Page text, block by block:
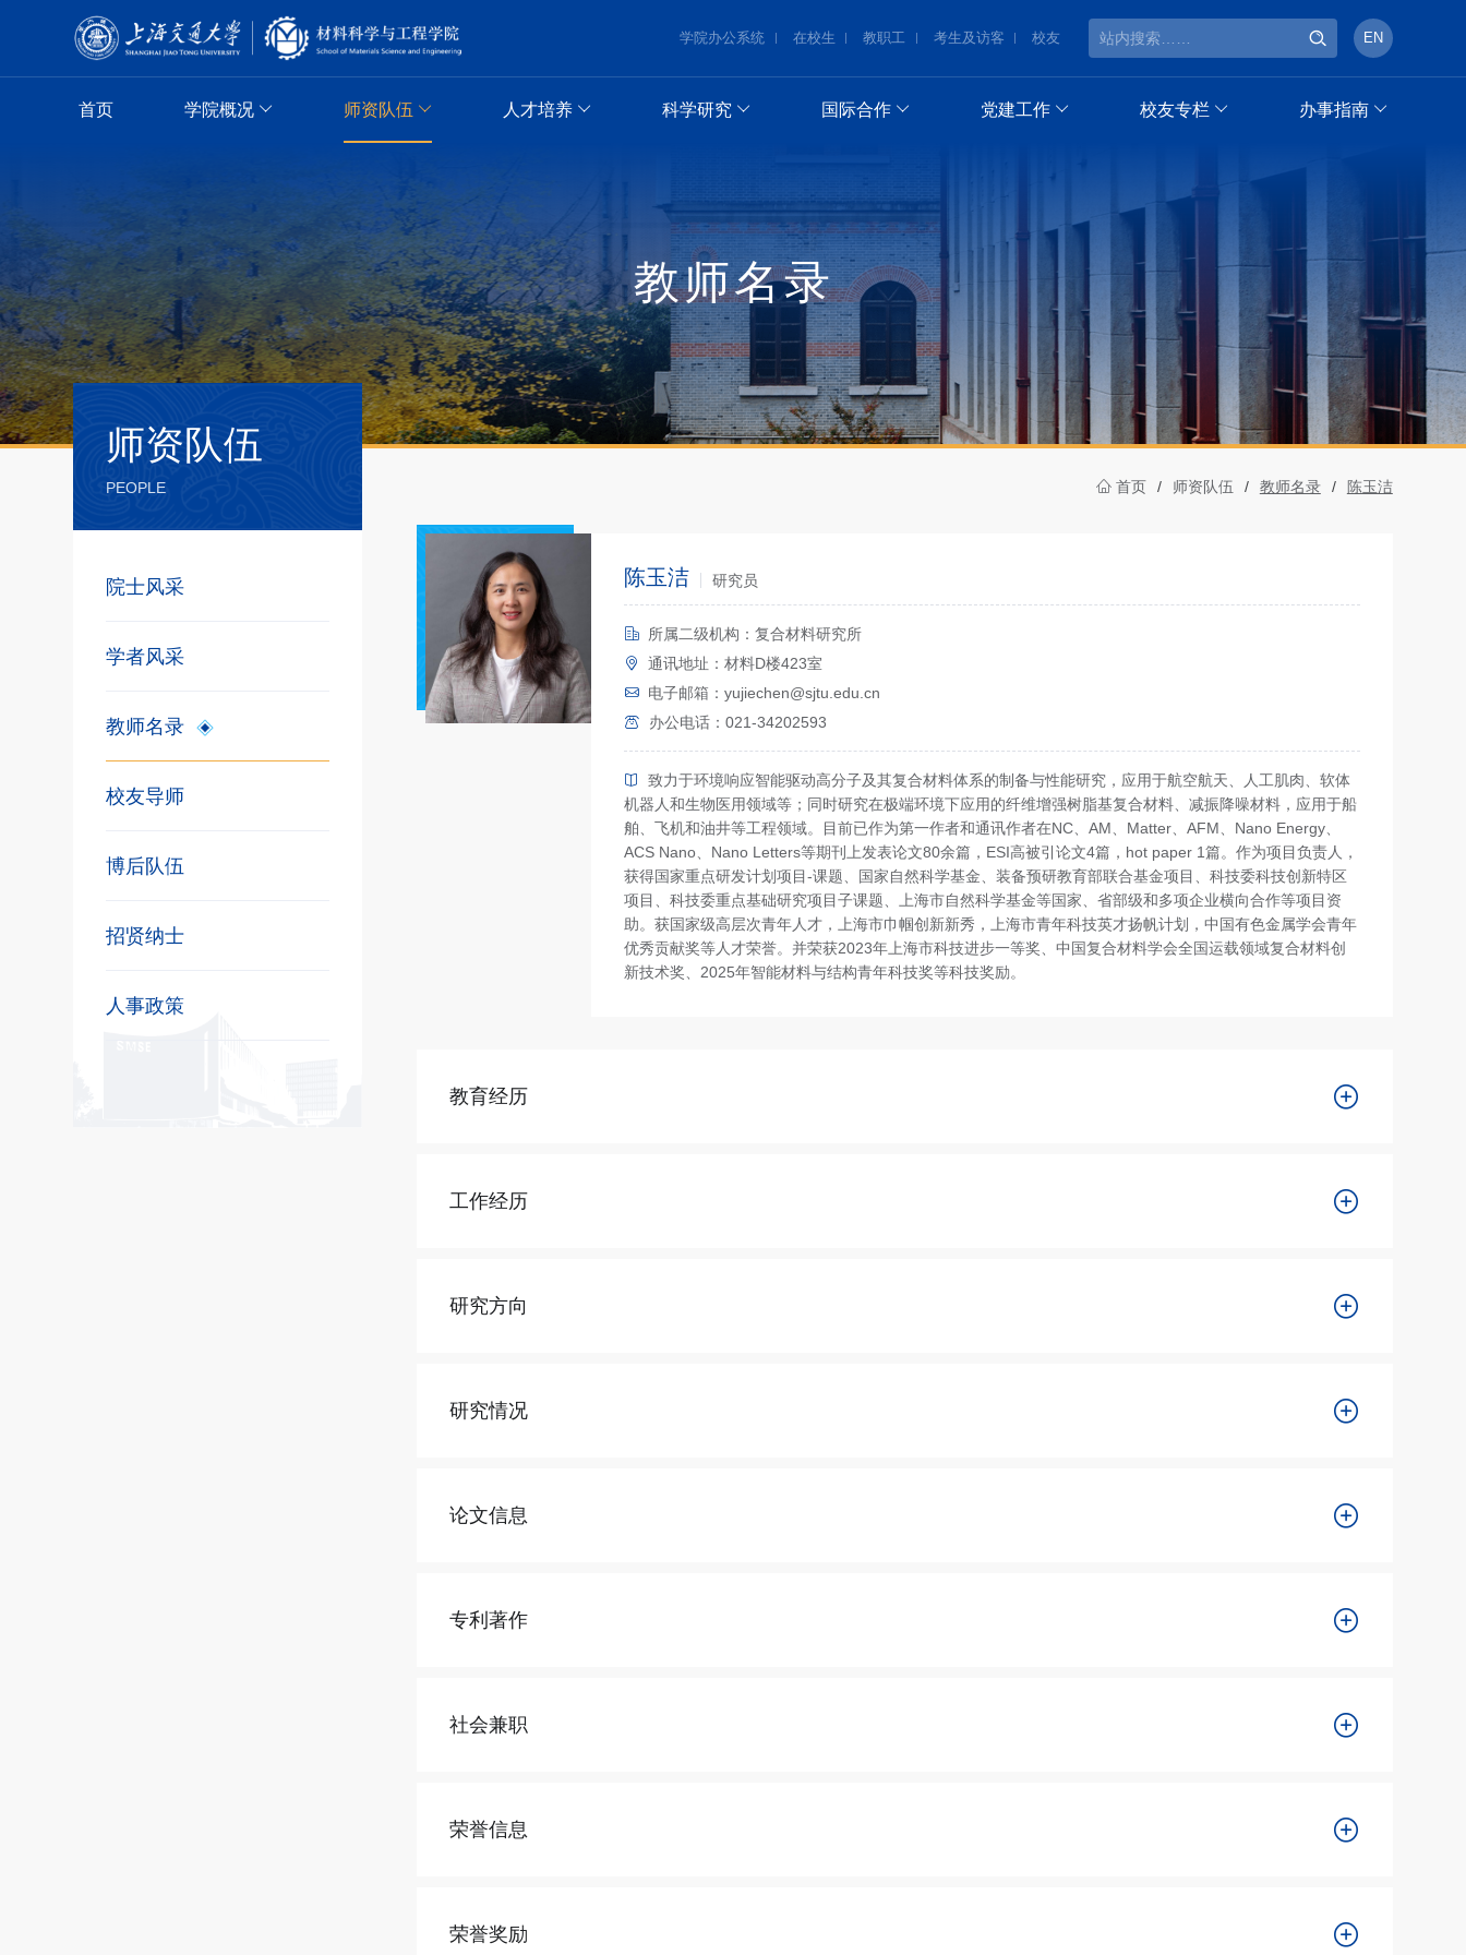
学院办公系统 在校生 教职工 考生及访客 校友 EN
首页 学院概况 师资队伍 人才培养 科学研究 国际合作 党建工作 校友专栏 办事指南
教师名录
首页 / 师资队伍 / 教师名录 / 陈玉洁
师资队伍
PEOPLE
院士风采
学者风采
教师名录
校友导师
博后队伍
招贤纳士
人事政策
陈玉洁 研究员
所属二级机构：复合材料研究所
通讯地址：材料D楼423室
电子邮箱：yujiechen@sjtu.edu.cn
办公电话：021-34202593
致力于环境响应智能驱动高分子及其复合材料体系的制备与性能研究，应用于航空航天、人工肌肉、软体
机器人和生物医用领域等；同时研究在极端环境下应用的纤维增强树脂基复合材料、减振降噪材料，应用于船
舶、飞机和油井等工程领域。目前已作为第一作者和通讯作者在NC、AM、Matter、AFM、Nano Energy、
ACS Nano、Nano Letters等期刊上发表论文80余篇，ESI高被引论文4篇，hot paper 1篇。作为项目负责人，
获得国家重点研发计划项目-课题、国家自然科学基金、装备预研教育部联合基金项目、科技委科技创新特区
项目、科技委重点基础研究项目子课题、上海市自然科学基金等国家、省部级和多项企业横向合作等项目资
助。获国家级高层次青年人才，上海市巾帼创新新秀，上海市青年科技英才扬帆计划，中国有色金属学会青年
优秀贡献奖等人才荣誉。并荣获2023年上海市科技进步一等奖、中国复合材料学会全国运载领域复合材料创
新技术奖、2025年智能材料与结构青年科技奖等科技奖励。
教育经历
工作经历
研究方向
研究情况
论文信息
专利著作
社会兼职
荣誉信息
荣誉奖励